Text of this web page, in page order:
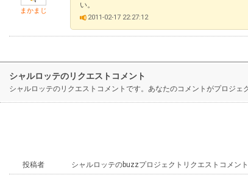
まかまじ
い。
2011-02-17 22:27:12
シャルロッテのリクエストコメント
シャルロッテのリクエストコメントです。あなたのコメントがプロジ
投稿者 シャルロッテのbuzzプロジェクトリクエストコメント